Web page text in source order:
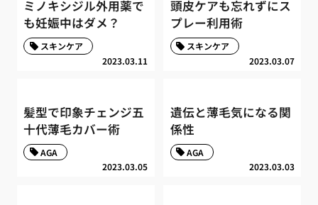
ミノキシジル外用薬で
も妊娠中はダメ？
2023.03.11
スキンケア
頭皮ケアも忘れずにス
プレー利用術
2023.03.07
スキンケア
髪型で印象チェンジ五
十代薄毛カバー術
2023.03.05
AGA
遺伝と薄毛気になる関
係性
2023.03.03
AGA